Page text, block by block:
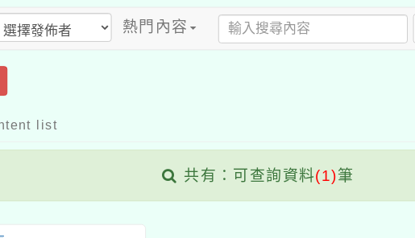
熱門內容
list
共有：可查詢資料(1)筆